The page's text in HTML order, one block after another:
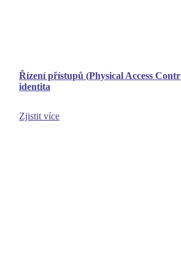
Řízení přístupů (Physical Access
identita
Zjistit více